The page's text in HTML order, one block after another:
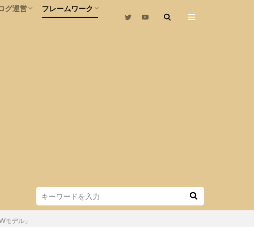
グ運営 フレームワーク
モデル」